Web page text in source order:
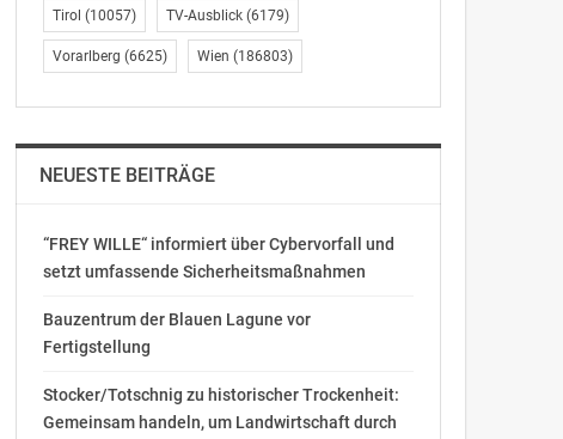
Tirol (10057) TV-Ausblick(6179)
Vorarlberg (6625) Wien (186803)
NEUESTE BEITRÄGE
“FREY WILLE“ informiert über Cybervorfall und
setzt umfassende Sicherheitsmaßnahmen
Bauzentrum der Blauen Lagune vor
Fertigstellung
Stocker/Totschnig zu historischer Trockenheit:
Gemeinsam handeln, um Landwirtschaft durch